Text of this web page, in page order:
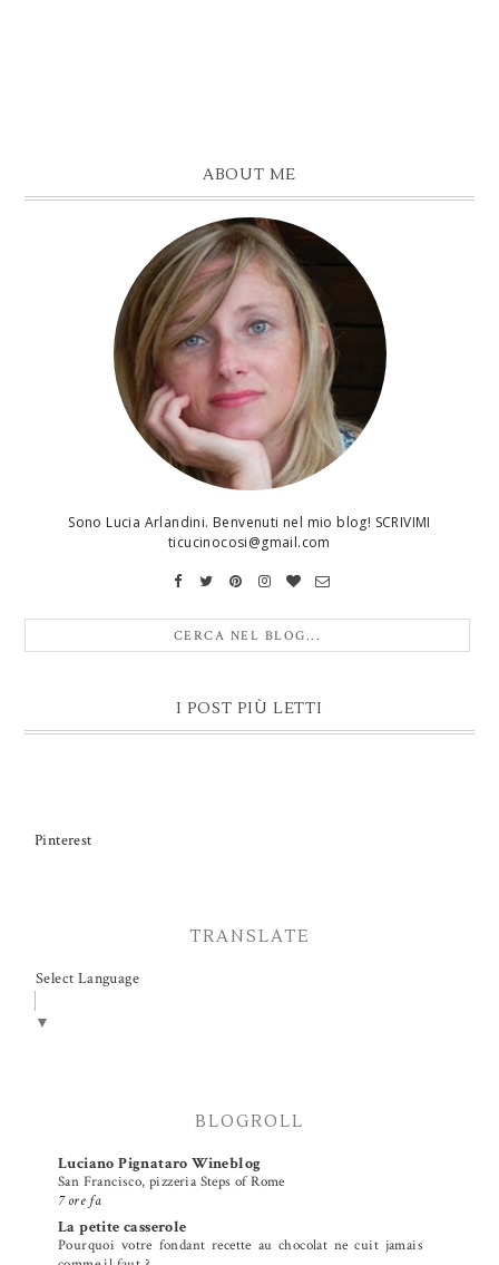
ABOUT ME
Sono Lucia Arlandini. Benvenuti nel mio blog! SCRIVIMI
ticucinocosi@gmail.com
I POST PIÙ LETTI
Pinterest
TRANSLATE
Select Language
▼
BLOGROLL
Luciano Pignataro Wineblog
San Francisco, pizzeria Steps of Rome
7 ore fa
La petite casserole
Pourquoi votre fondant recette au chocolat ne cuit jamais